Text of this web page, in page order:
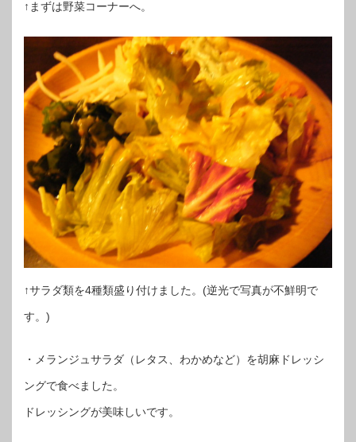
↑まずは野菜コーナーへ。
↑サラダ類を4種類盛り付けました。(逆光で写真が不鮮明で
す。)
・メランジュサラダ（レタス、わかめなど）を胡麻ドレッシ
ングで食べました。
ドレッシングが美味しいです。